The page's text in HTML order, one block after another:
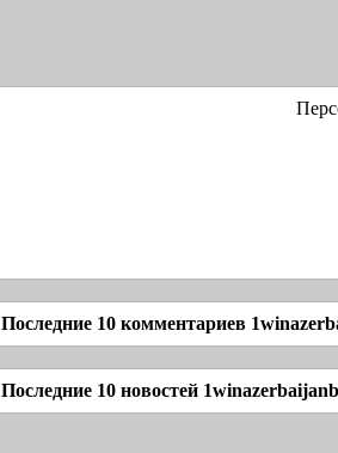
Последние 10 комментариев
Последние 10 новостей